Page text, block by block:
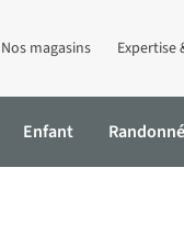
Nos magasins Expertise
Enfant